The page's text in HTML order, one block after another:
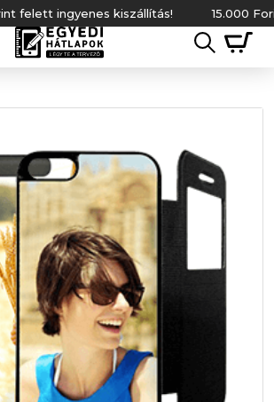
ingyenes kiszállítás! 15.000 Forint